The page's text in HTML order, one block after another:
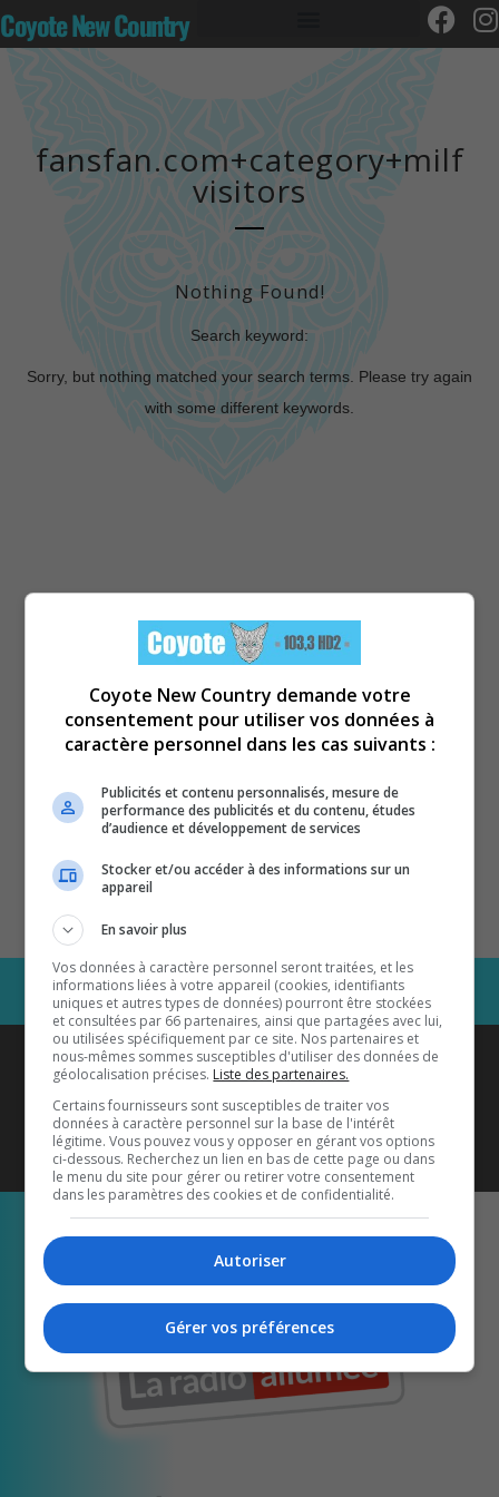
Coyote New Country
fansfan.com+category+milf
visitors
Nothing Found!
Search keyword:
Sorry, but nothing matched your search terms. Please try again
with some different keywords.
Coyote New Countryest diffusé
également sur1033 HD2
Écoutez-nous aussi sur…
Coyote New Country demande votre
consentement pour utiliser vos données à
caractère personnel dans les cas suivants :
Publicités et contenu personnalisés, mesure de
performance des publicités et du contenu, études
d’audience et développement de services
Stocker et/ou accéder à des informations sur un
appareil
En savoir plus
Vos données à caractère personnel seront traitées, et les
informations liées à votre appareil (cookies, identifiants
uniques et autres types de données) pourront être stockées
et consultées par 66 partenaires, ainsi que partagées avec lui,
ou utilisées spécifiquement par ce site. Nos partenaires et
nous-mêmes sommes susceptibles d'utiliser des données de
géolocalisation précises. Liste des partenaires.
Certains fournisseurs sont susceptibles de traiter vos
données à caractère personnel sur la base de l'intérêt
légitime. Vous pouvez vous y opposer en gérant vos options
ci-dessous. Recherchez un lien en bas de cette page ou dans
le menu du site pour gérer ou retirer votre consentement
dans les paramètres des cookies et de confidentialité.
Autoriser
Gérer vos préférences